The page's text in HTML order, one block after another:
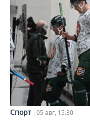
Спорт 05 авг, 15:30